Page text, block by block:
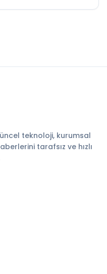
teknoloji, kurumsal
tarafsız ve hızlı